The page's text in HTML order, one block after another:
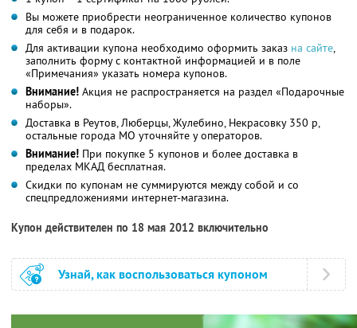
Вы можете приобрести неограниченное количество купонов
для себя и в подарок.
Для активации купона необходимо оформить заказ на сайте,
заполнить форму с контактной информацией и в поле
«Примечания» указать номера купонов.
Внимание! Акция не распространяется на раздел «Подарочные
наборы».
Доставка в Реутов, Люберцы, Жулебино, Некрасовку 350 р,
остальные города МО уточняйте у операторов.
Внимание! При покупке 5 купонов и более доставка в
пределах МКАД бесплатная.
Скидки по купонам не суммируются между собой и со
спецпредложениями интернет-магазина.
Купон действителен по 18 мая 2012 включительно
Узнай, как воспользоваться купоном